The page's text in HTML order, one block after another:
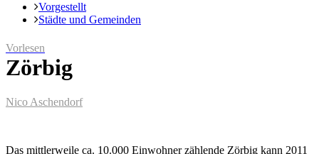
Vorgestellt
Städte und Gemeinden
Vorlesen
Zörbig
Nico Aschendorf
Das mittlerweile ca. 10.000 Einwohner zählende Zörbig kann 2011